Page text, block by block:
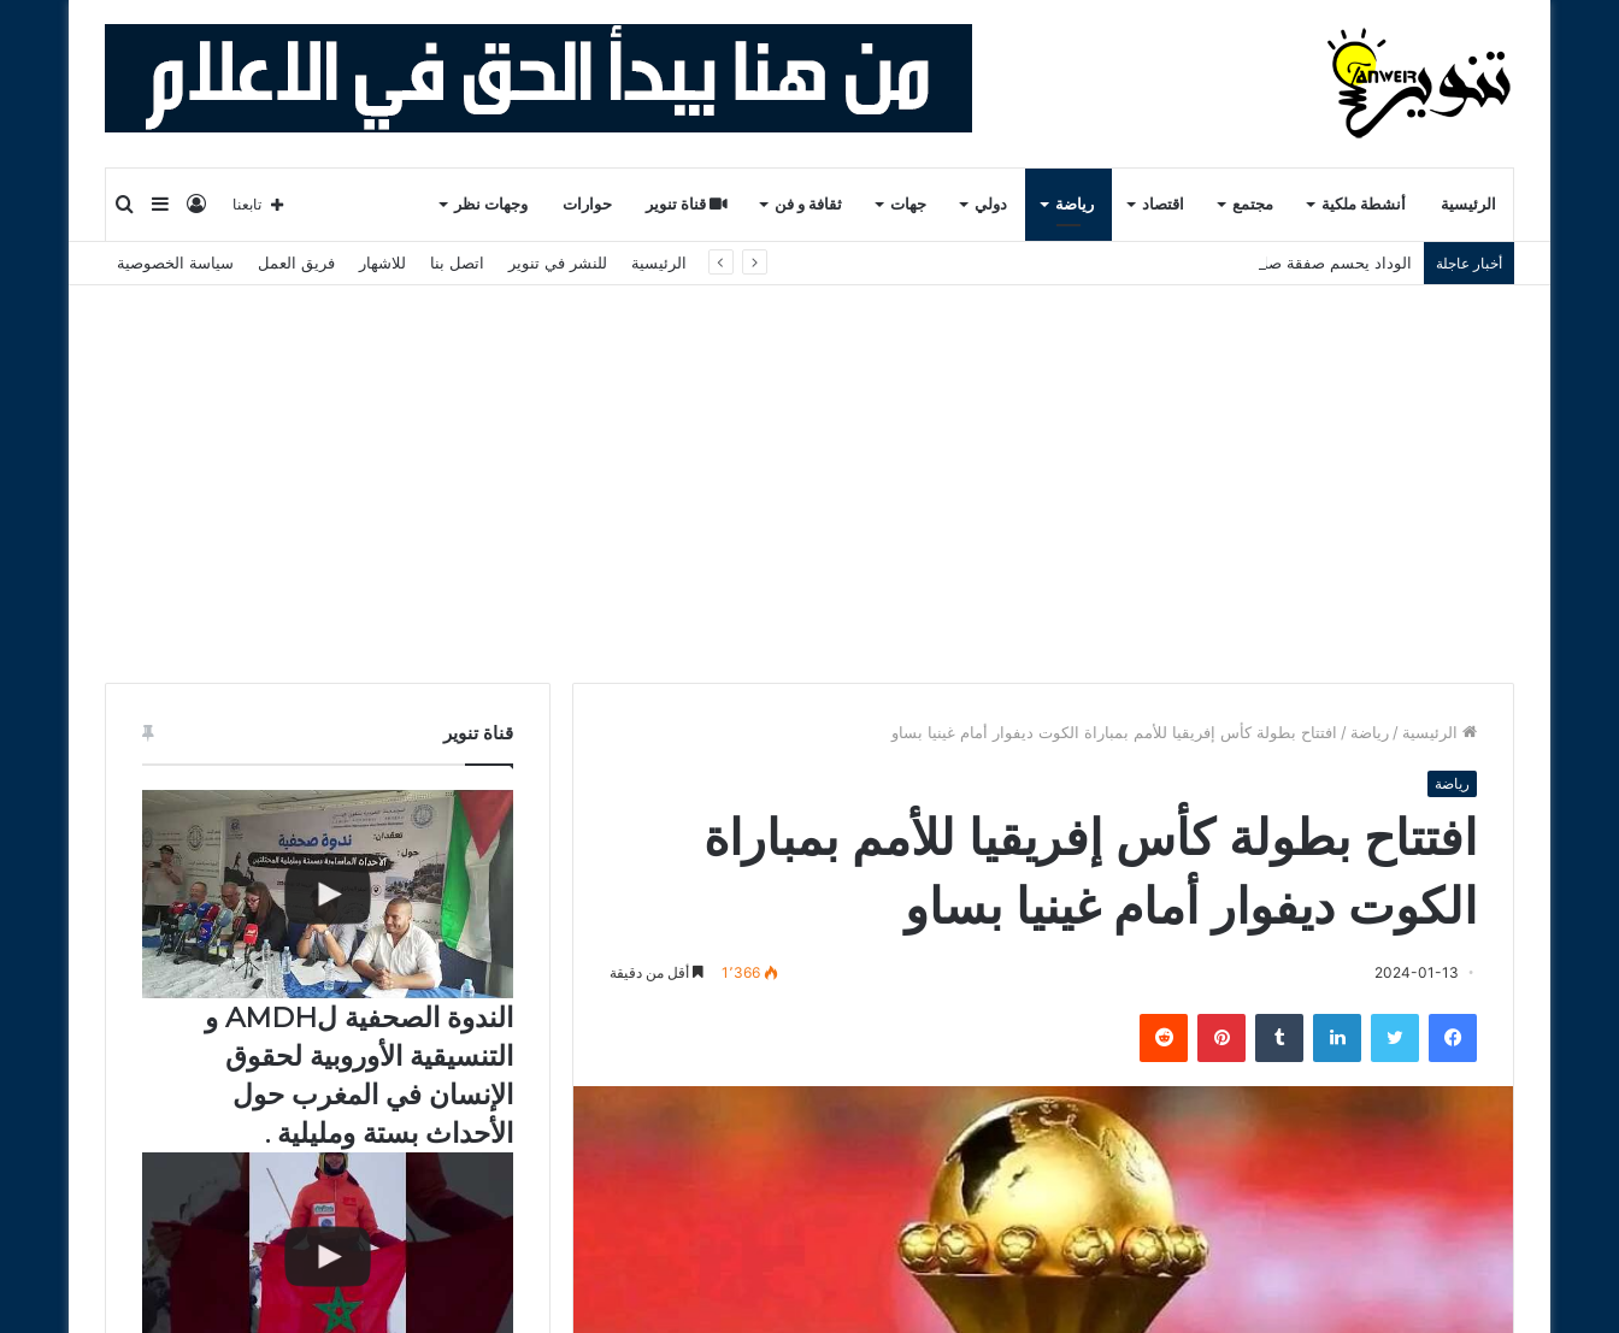
الرئيسية أنشطة ملكية مجتمع اقتصاد رياضة دولي جهات ثقافة و فن قناة تنوير حوارات وجهات نظر إضافة
عمود
تسجيل
الدخول
تابعنا
أخبار عاجلة الوداد يحسم صفقة صلاح الدين الصوفي بعقد لثلاثة مواسم . الرئيسية للنشر في تنوير اتصل بنا للاشهار فريق العمل سياسة الخصوصية
الرئيسية / رياضة / افتتاح بطولة كأس إفريقيا للأمم بمباراة الكوت ديفوار أمام غينيا بساو
رياضة
افتتاح بطولة كأس إفريقيا للأمم بمباراة
الكوت ديفوار أمام غينيا بساو
2024-01-13 1٬366 أقل من دقيقة
فيسبوك لينكدإن بينتيريست
قناة تنوير
الندوة الصحفية لAMDH و
التنسيقية الأوروبية لحقوق
الإنسان في المغرب حول
الأحداث بستة ومليلية .